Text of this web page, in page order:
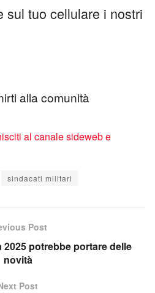
sul tuo cellulare i nostri
alla comunità
sindacati militari
Post
potrebbe portare delle
novità
Post